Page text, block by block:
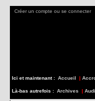
Créer un compte ou se connecter
Ici et maintenant : Accueil |
Là-bas autrefois : Archives |